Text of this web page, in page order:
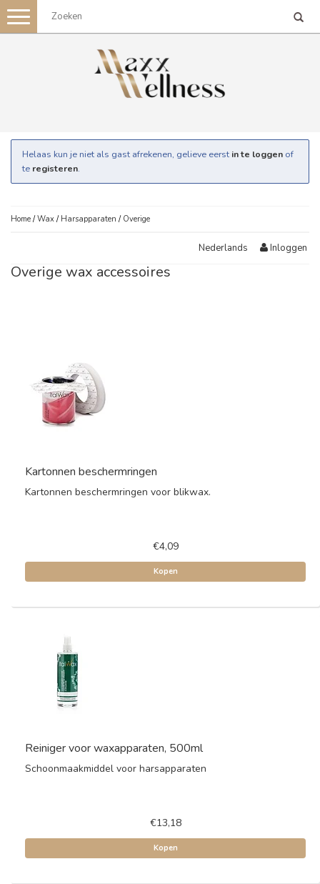
Toggle
navigation
Helaas kun je niet als gast afrekenen, gelieve eerst in te loggen of
te registeren.
Home /Wax / Harsapparaten / Overige
Nederlands Inloggen
Overige wax accessoires
Kartonnen beschermringen
Kartonnen beschermringen voor blikwax.
€4,09
Kopen
Reiniger voor waxapparaten, 500ml
Schoonmaakmiddel voor harsapparaten
€13,18
Kopen